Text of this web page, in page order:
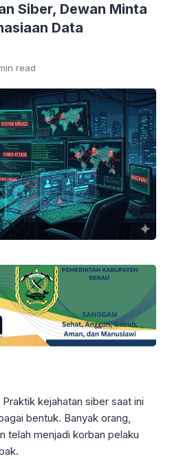
Siber, Dewan Minta
Data
read
Praktik kejahatan siber saat ini
bentuk. Banyak orang,
telah menjadi korban pelaku